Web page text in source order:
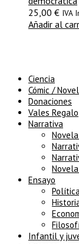
25,00 € IVA
Añadir al
Ciencia
Cómic /
Donaciones
Vales Regalo
Narrativa
Ensayo
Infantil y